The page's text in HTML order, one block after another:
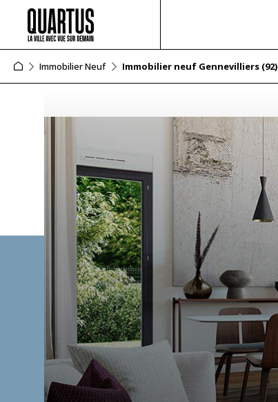
Immobilier Neuf Immobilier neuf Gennevilliers (92)